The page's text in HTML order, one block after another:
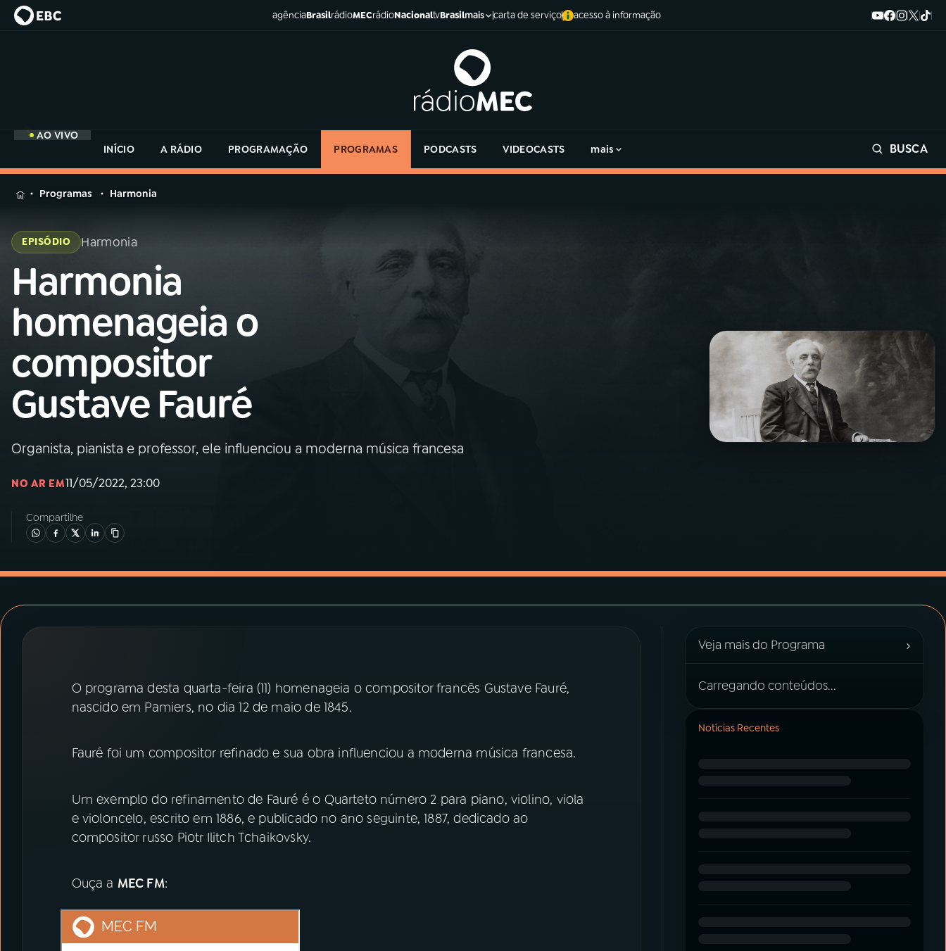
agênciaBrasilrádioMECrádioNacionaltvBrasilmais carta de serviço acesso à informação
AO VIVO
INÍCIO
A RÁDIO PROGRAMAÇÃO PROGRAMAS PODCASTS VIDEOCASTS mais BUSCA
MENU
Buscar
na
Rádio
MEC
AO VIVO
01 INÍCIO
02 A RÁDIO
03PROGRAMAÇÃO
05PODCASTS
YouTube Facebook
Instagram X
na
Rádio
Programas Harmonia
EPISÓDIO Harmonia
Harmonia
homenageia o
compositor
Gustave Fauré
Organista, pianista e professor, ele influenciou a moderna música francesa
NO AR EM11/05/2022, 23:00
Compartilhe
O programa desta quarta-feira (11) homenageia o compositor francês Gustave Fauré,
nascido em Pamiers, no dia 12 de maio de 1845.
Fauré foi um compositor refinado e sua obra influenciou a moderna música francesa.
Um exemplo do refinamento de Fauré é o Quarteto número 2 para piano, violino, viola
e violoncelo, escrito em 1886, e publicado no ano seguinte, 1887, dedicado ao
compositor russo Piotr Ilitch Tchaikovsky.
Ouça a MEC FM:
Veja mais do Programa ›
Carregando conteúdos...
Notícias Recentes